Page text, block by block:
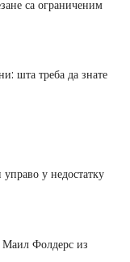
са ограниченим
шта треба да знате
у недостатку
Маил Фолдерс из